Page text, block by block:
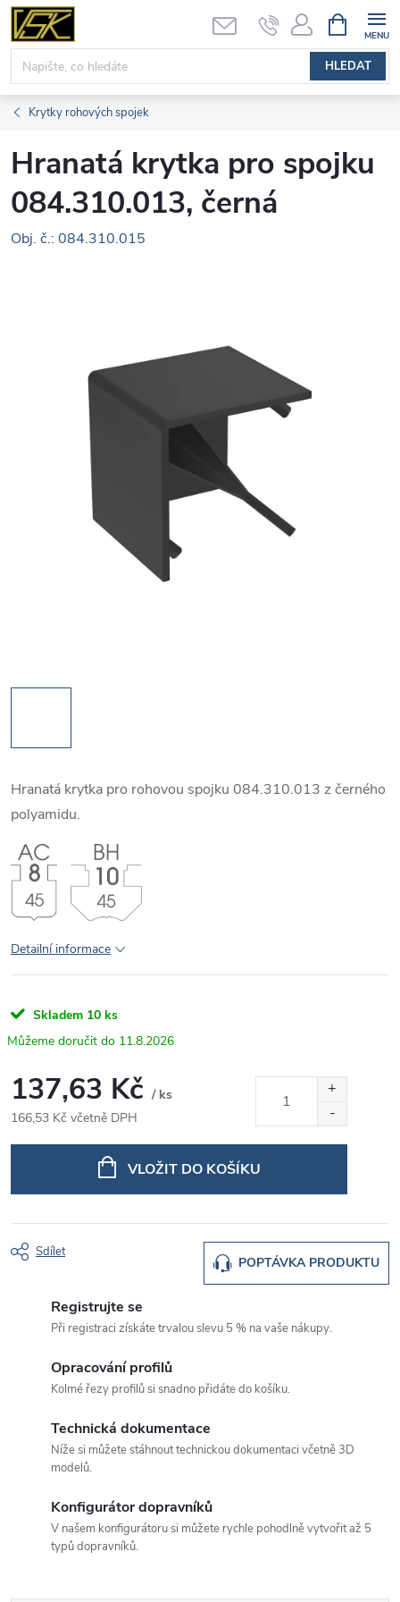
Přejít
obsah
HLEDAT
NÁKUPNÍ
KOŠÍK
Krytky rohových spojek
Hranatá krytka pro spojku
084.310.013, černá
Obj. č.: 084.310.015
Hranatá krytka pro rohovou spojku 084.310.013 z černého
polyamidu.
Detailní informace
Skladem 10 ks
11.8.2026
137,63 Kč / ks
166,53 Kč včetně DPH
VLOŽIT DO KOŠÍKU
POPTÁVKA PRODUKTU
Sdílet
Registrujte se
Při registraci získáte trvalou slevu 5 % na vaše nákupy.
Opracování profilů
Kolmé řezy profilů si snadno přidáte do košíku.
Technická dokumentace
Níže si můžete stáhnout technickou dokumentaci včetně 3D
modelů.
Konfigurátor dopravníků
V našem konfigurátoru si můžete rychle pohodlně vytvořit až 5
typů dopravníků.